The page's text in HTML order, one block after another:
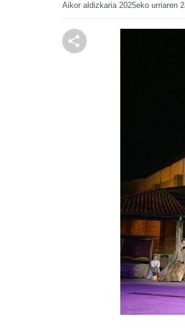
Aikor aldizkaria 2025eko urriaren